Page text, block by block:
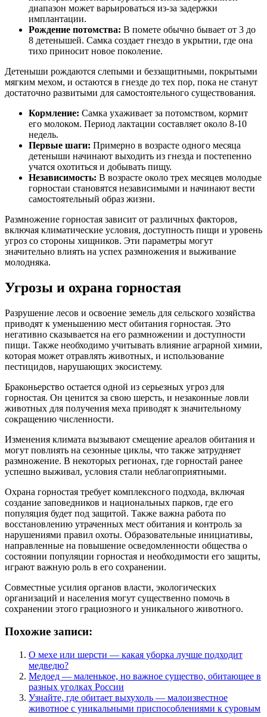
диапазон может варьироваться из-за задержки
имплантации.
Рождение потомства: В помете обычно бывает от 3 до
8 детенышей. Самка создает гнездо в укрытии, где она
тихо приносит новое поколение.
Детеныши рождаются слепыми и беззащитными, покрытыми
мягким мехом, и остаются в гнезде до тех пор, пока не станут
достаточно развитыми для самостоятельного существования.
Кормление: Самка ухаживает за потомством, кормит
его молоком. Период лактации составляет около 8-10
недель.
Первые шаги: Примерно в возрасте одного месяца
детеныши начинают выходить из гнезда и постепенно
учатся охотиться и добывать пищу.
Независимость: В возрасте около трех месяцев молодые
горностаи становятся независимыми и начинают вести
самостоятельный образ жизни.
Размножение горностая зависит от различных факторов,
включая климатические условия, доступность пищи и уровень
угроз со стороны хищников. Эти параметры могут
значительно влиять на успех размножения и выживание
молодняка.
Угрозы и охрана горностая
Разрушение лесов и освоение земель для сельского хозяйства
приводят к уменьшению мест обитания горностая. Это
негативно сказывается на его размножении и доступности
пищи. Также необходимо учитывать влияние аграрной химии,
которая может отравлять животных, и использование
пестицидов, нарушающих экосистему.
Браконьерство остается одной из серьезных угроз для
горностая. Он ценится за свою шерсть, и незаконные ловли
животных для получения меха приводят к значительному
сокращению численности.
Изменения климата вызывают смещение ареалов обитания и
могут повлиять на сезонные циклы, что также затрудняет
размножение. В некоторых регионах, где горностай ранее
успешно выживал, условия стали неблагоприятными.
Охрана горностая требует комплексного подхода, включая
создание заповедников и национальных парков, где его
популяция будет под защитой. Также важна работа по
восстановлению утраченных мест обитания и контроль за
нарушениями правил охоты. Образовательные инициативы,
направленные на повышение осведомленности общества о
состоянии популяции горностая и необходимости его защиты,
играют важную роль в его сохранении.
Совместные усилия органов власти, экологических
организаций и населения могут существенно помочь в
сохранении этого грациозного и уникального животного.
Похожие записи:
О мехе или шерсти — какая уборка лучше подходит
медведю?
Медоед — маленькое, но важное существо, обитающее в
разных уголках России
Узнайте, где обитает выхухоль — малоизвестное
животное с уникальными приспособлениями к суровым